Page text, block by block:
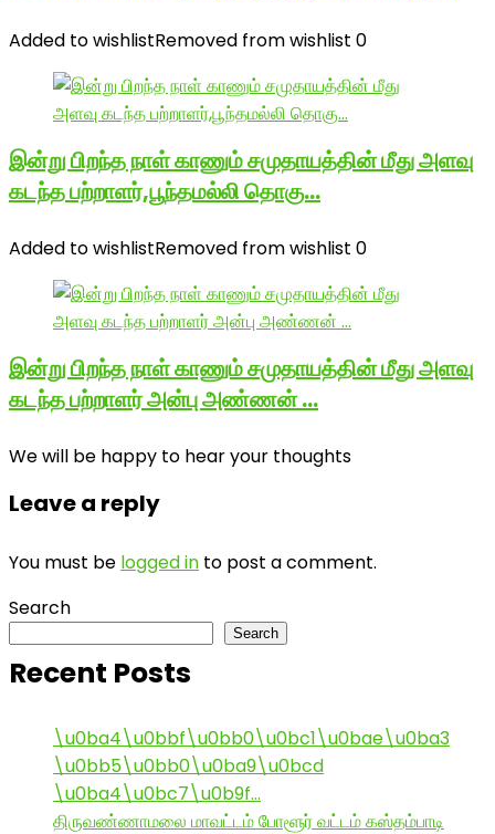
Added to wishlistRemoved from wishlist 0
இன்று பிறந்த நாள் காணும் சமுதாயத்தின் மீது அளவு
கடந்த பற்றாளர்,பூந்தமல்லி தொகு…
Added to wishlistRemoved from wishlist 0
இன்று பிறந்த நாள் காணும் சமுதாயத்தின் மீது அளவு
கடந்த பற்றாளர் அன்பு அண்ணன் …
We will be happy to hear your thoughts
Leave a reply
You must be logged in to post a comment.
Search
Search
Recent Posts
\u0ba4\u0bbf\u0bb0\u0bc1\u0bae\u0ba3
\u0bb5\u0bb0\u0ba9\u0bcd
\u0ba4\u0bc7\u0b9f…
திருவண்ணாமலை மாவட்டம் போளூர் வட்டம் கஸ்தம்பாடி